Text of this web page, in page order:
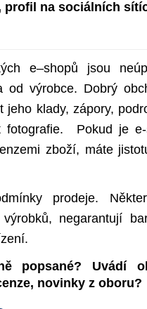
profil na sociálních
e–shopů jsou
od výrobce. Dobrý
jeho klady, zápory,
fotografie. Pokud je
zboží, máte
prodeje.
negarantují
popsané? Uvádí
novinky z oboru?